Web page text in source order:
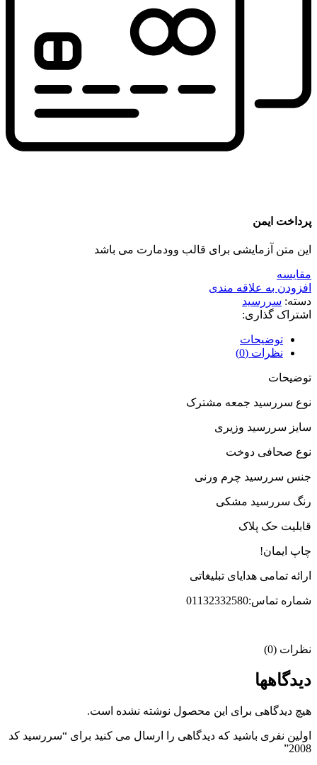
پرداخت ایمن
این متن آزمایشی برای قالب وودمارت می باشد
مقايسه
افزودن به علاقه مندی
دسته: سررسید
اشتراک گذاری:
توضیحات
نظرات (0)
توضیحات
نوع سررسید جمعه مشترک
سایز سررسید وزیری
نوع صحافی دوخت
جنس سررسید چرم ورنی
رنگ سررسید مشکی
قابلیت حک پلاک
چاپ ایمان!
ارائه تمامی هدایای تبلیغاتی
شماره تماس:01132332580
نظرات (0)
دیدگاهها
هیچ دیدگاهی برای این محصول نوشته نشده است.
اولین نفری باشید که دیدگاهی را ارسال می کنید برای “سررسید کد
2008”